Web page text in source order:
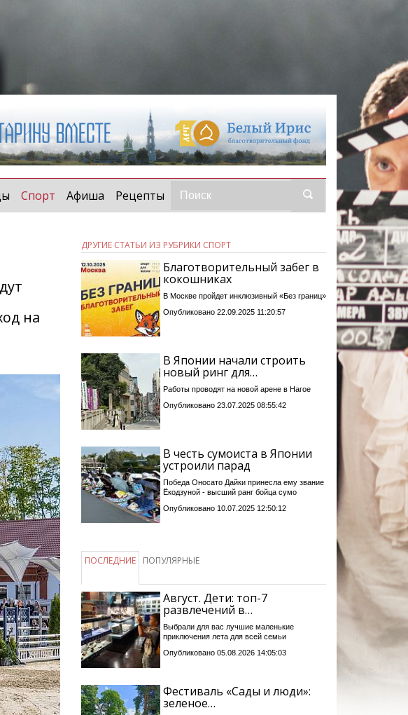
Спорт (current)
Афиша Рецепты
на
ДРУГИЕ СТАТЬИ ИЗ РУБРИКИ СПОРТ
Благотворительный забег в
кокошниках
В Москве пройдет инклюзивный «Без границ»
Опубликовано 22.09.2025 11:20:57
В Японии начали строить
новый ринг для…
Работы проводят на новой арене в Нагое
Опубликовано 23.07.2025 08:55:42
В честь сумоиста в Японии
устроили парад
Победа Оносато Дайки принесла ему звание
Ёкодзуной - высший ранг бойца сумо
Опубликовано 10.07.2025 12:50:12
ПОСЛЕДНИЕ ПОПУЛЯРНЫЕ
Август. Дети: топ-7
развлечений в…
Выбрали для вас лучшие маленькие
приключения лета для всей семьи
Опубликовано 05.08.2026 14:05:03
Фестиваль «Сады и люди»:
зеленое…